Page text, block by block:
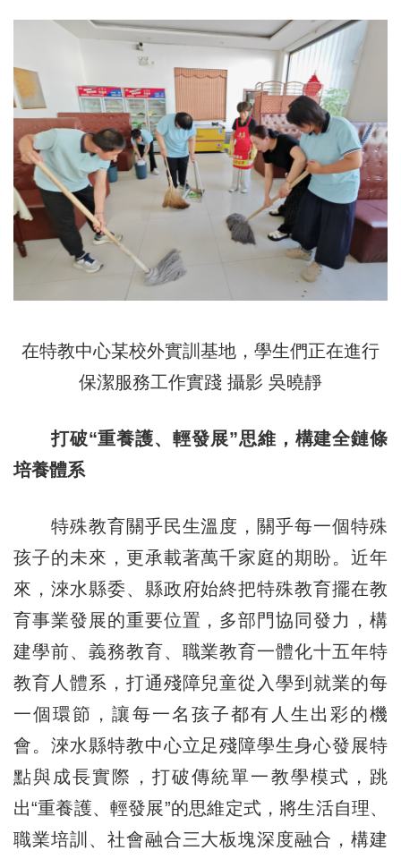
在特教中心某校外實訓基地，學生們正在進行
保潔服務工作實踐 攝影 吳曉靜
打破“重養護、輕發展”思維，構建全鏈條
培養體系
特殊教育關乎民生溫度，關乎每一個特殊
孩子的未來，更承載著萬千家庭的期盼。近年
來，淶水縣委、縣政府始終把特殊教育擺在教
育事業發展的重要位置，多部門協同發力，構
建學前、義務教育、職業教育一體化十五年特
教育人體系，打通殘障兒童從入學到就業的每
一個環節，讓每一名孩子都有人生出彩的機
會。淶水縣特教中心立足殘障學生身心發展特
點與成長實際，打破傳統單一教學模式，跳
出“重養護、輕發展”的思維定式，將生活自理、
職業培訓、社會融合三大板塊深度融合，構建